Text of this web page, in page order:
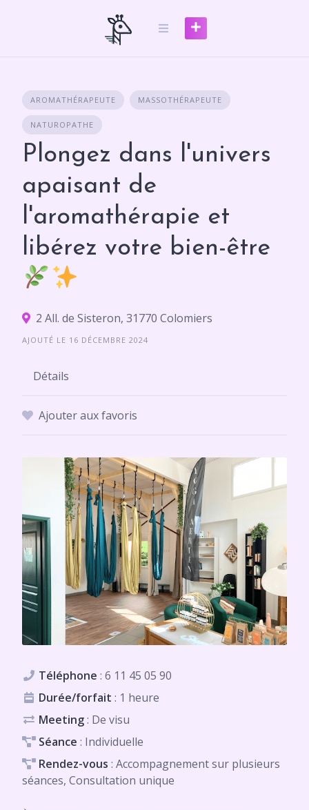
AROMATHÉRAPEUTE MASSOTHÉRAPEUTE
NATUROPATHE
Plongez dans l'univers
apaisant de
l'aromathérapie et
libérez votre bien-être
2 All. de Sisteron, 31770 Colomiers
AJOUTÉ LE 16 DÉCEMBRE 2024
Détails
Ajouter aux favoris
Téléphone : 6 11 45 05 90
Durée/forfait : 1 heure
Meeting: De visu
Séance : Individuelle
Rendez-vous : Accompagnement sur plusieurs
séances, Consultation unique